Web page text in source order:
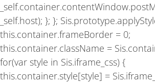
_self.host); }; };
this.container.frameBorder = 0;
this.container.className =
for(var style in Sis.iframe_css) {
this.container.style[style] =